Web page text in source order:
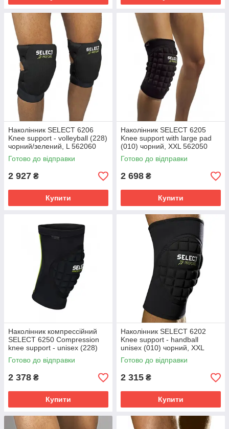
Наколінник SELECT 6206
Knee support - volleyball (228)
чорний/зелений, L 562060
Готово до відправки
2 927 ₴
Купити
Наколінник SELECT 6205
Knee support with large pad
(010) чорний, XXL 562050
Готово до відправки
2 698 ₴
Купити
Наколінник компрессійний
SELECT 6250 Compression
knee support - unisex (228)
чорний/зелений, XXL 562500
Готово до відправки
2 378 ₴
Купити
Наколінник SELECT 6202
Knee support - handball
unisex (010) чорний, XXL
562020
Готово до відправки
2 315 ₴
Купити